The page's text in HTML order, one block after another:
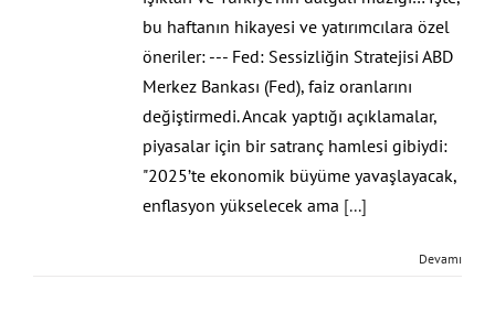
bu haftanın hikayesi ve yatırımcılara özel
öneriler: --- Fed: Sessizliğin Stratejisi ABD
Merkez Bankası (Fed), faiz oranlarını
değiştirmedi. Ancak yaptığı açıklamalar,
piyasalar için bir satranç hamlesi gibiydi:
"2025’te ekonomik büyüme yavaşlayacak,
enflasyon yükselecek ama [...]
Devamı